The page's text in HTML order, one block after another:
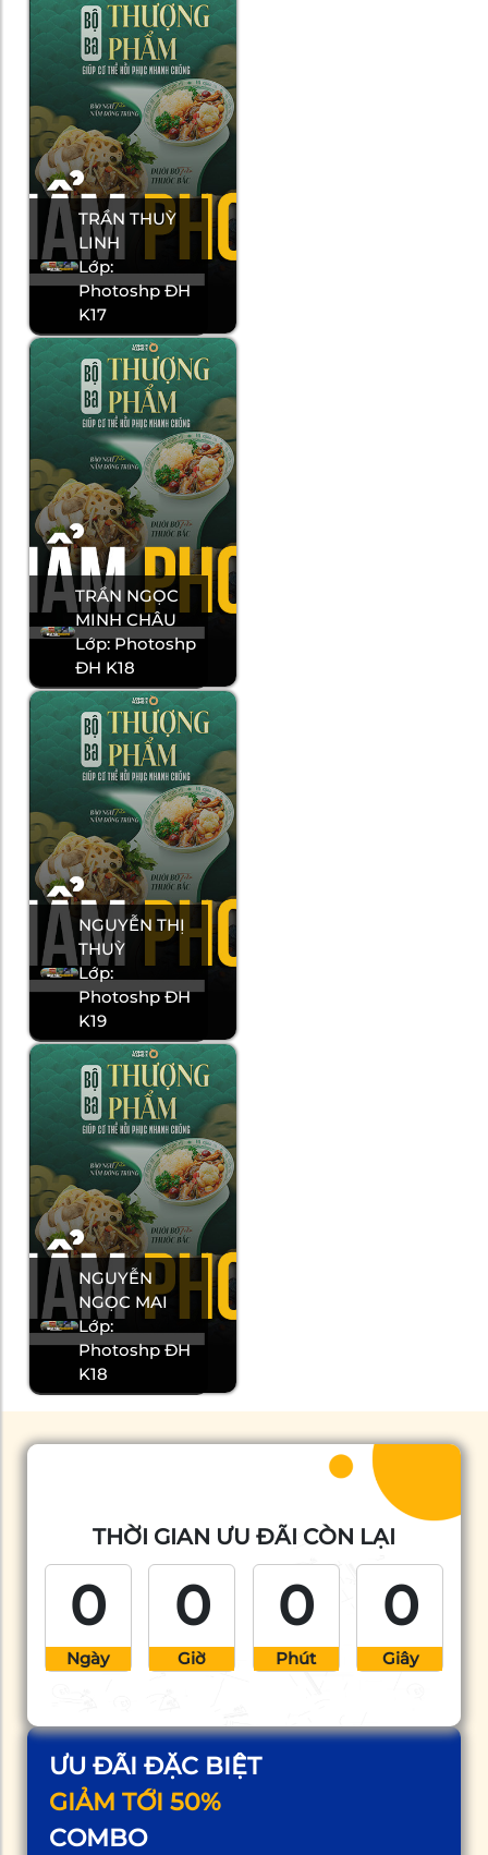
TRẦN THUỲ
LINH
Lớp:
Photoshp ĐH
K17
TRẦN NGỌC
MINH CHÂU
Lớp: Photoshp
ĐH K18
NGUYỄN THỊ
THUỲ
Lớp:
Photoshp ĐH
K19
NGUYỄN
NGỌC MAI
Lớp:
Photoshp ĐH
K18
ƯU ĐÃI ĐẶC BIỆT
GIẢM TỚI 50%
COMBO
THỜI GIAN ƯU ĐÃI CÒN LẠI
0
Ngày
0
Giờ
0
Phút
0
Giây